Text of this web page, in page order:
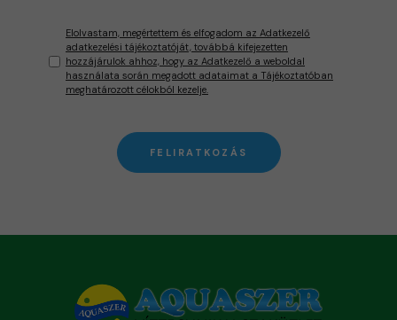
Elolvastam, megértettem és elfogadom az Adatkezelő
adatkezelési tájékoztatóját, továbbá kifejezetten
hozzájárulok ahhoz, hogy az Adatkezelő a weboldal
használata során megadott adataimat a Tájékoztatóban
meghatározott célokból kezelje.
FELIRATKOZÁS